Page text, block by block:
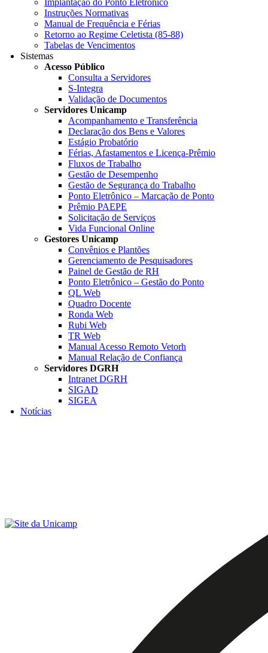
Instruções Normativas
Manual de Frequência e Férias
Retorno ao Regime Celetista (85-88)
Tabelas de Vencimentos
Sistemas
Acesso Público
Consulta a Servidores
S-Integra
Validação de Documentos
Servidores Unicamp
Acompanhamento e Transferência
Declaração dos Bens e Valores
Estágio Probatório
Férias, Afastamentos e Licença-Prêmio
Fluxos de Trabalho
Gestão de Desempenho
Gestão de Segurança do Trabalho
Ponto Eletrônico – Marcação de Ponto
Prêmio PAEPE
Solicitação de Serviços
Vida Funcional Online
Gestores Unicamp
Convênios e Plantões
Gerenciamento de Pesquisadores
Painel de Gestão de RH
Ponto Eletrônico – Gestão do Ponto
QL Web
Quadro Docente
Ronda Web
Rubi Web
TR Web
Manual Acesso Remoto Vetorh
Manual Relação de Confiança
Servidores DGRH
Intranet DGRH
SIGAD
SIGEA
Notícias